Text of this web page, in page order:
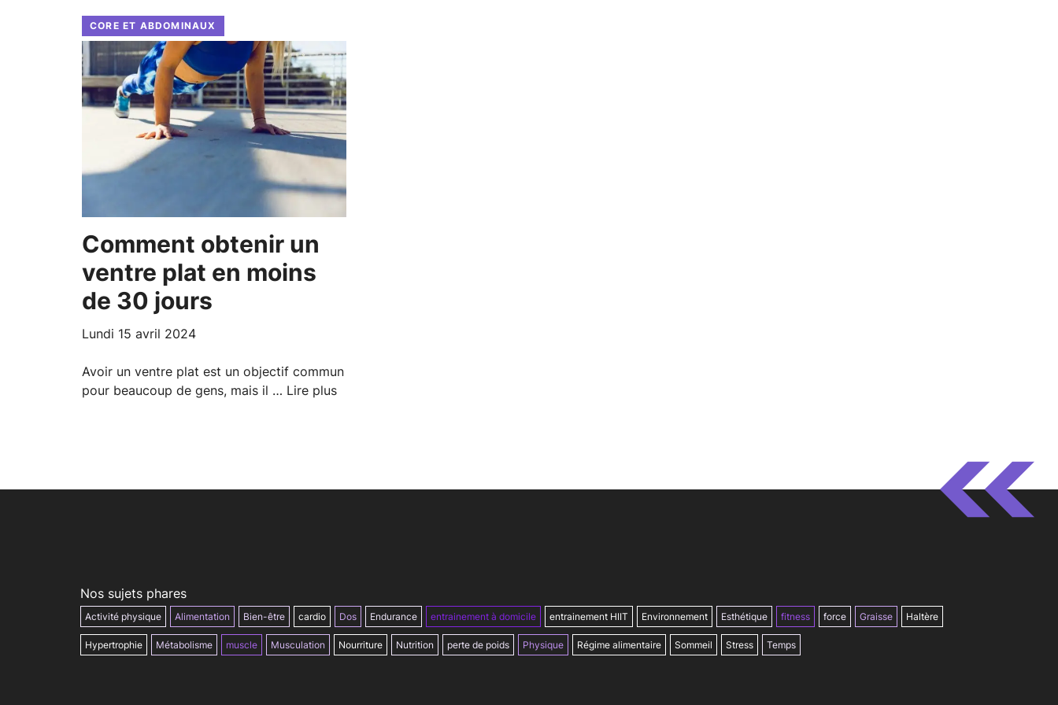
CORE ET ABDOMINAUX
Comment obtenir un
ventre plat en moins
de 30 jours
lundi 15 avril 2024
Avoir un ventre plat est un objectif commun
pour beaucoup de gens, mais il … Lire plus
Nos sujets phares
Activité physique Alimentation Bien-être cardio Dos Endurance entrainement à domicile entrainement HIIT Environnement Esthétique fitness force Graisse Haltère
Hypertrophie Métabolisme muscle Musculation Nourriture Nutrition perte de poids Physique Régime alimentaire Sommeil Stress Temps